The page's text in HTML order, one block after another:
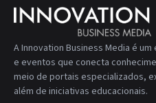
A Innovation Business Media é
e eventos que conecta
meio de portais especializados,
além de iniciativas educacionais.